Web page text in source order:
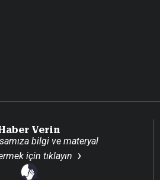
Verin
bilgi ve materyal
için tıklayın